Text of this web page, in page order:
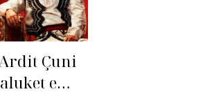
Çuni
e